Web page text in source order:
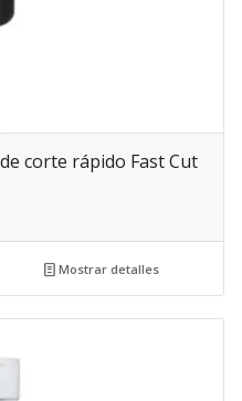
corte rápido Fast Cut
Mostrar detalles